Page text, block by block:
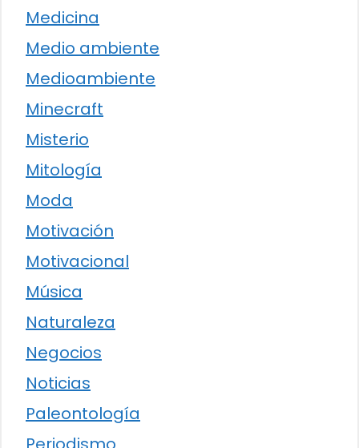
Medicina
Medio ambiente
Medioambiente
Minecraft
Misterio
Mitología
Moda
Motivación
Motivacional
Música
Naturaleza
Negocios
Noticias
Paleontología